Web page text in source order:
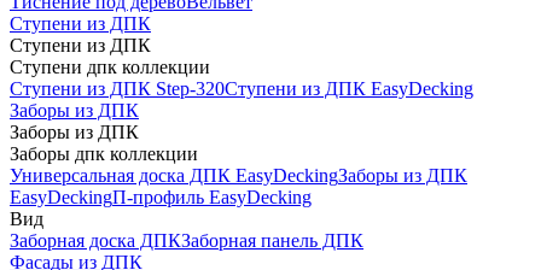
Ступени из ДПК
Ступени из ДПК
Ступени дпк коллекции
Ступени из ДПК Step-320Ступени из ДПК EasyDecking
Заборы из ДПК
Заборы из ДПК
Заборы дпк коллекции
Универсальная доска ДПК EasyDeckingЗаборы из ДПК
EasyDeckingП-профиль EasyDecking
Вид
Заборная доска ДПКЗаборная панель ДПК
Фасады из ДПК